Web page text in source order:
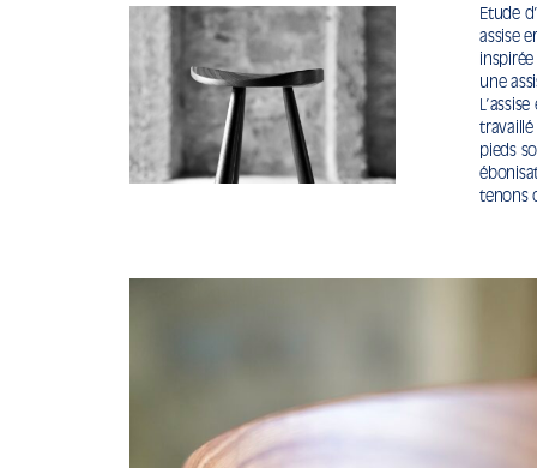
Etude
assise
une
travaillé
pieds
tenons